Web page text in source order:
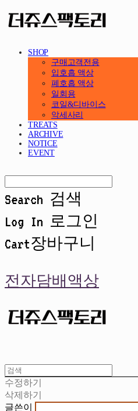
SHOP
구매고객전용
입호흡 액상
폐호흡 액상
일회용
코일&디바이스
악세사리
TREATS
ARCHIVE
NOTICE
EVENT
Search 검색
Log In 로그인
Cart장바구니
전자담배액상
수정하기
삭제하기
글쓴이